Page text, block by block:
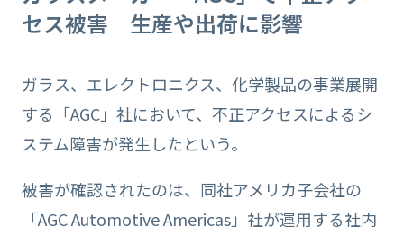
セス被害 生産や出荷に影響
ガラス、エレクトロニクス、化学製品の事業展開
する「AGC」社において、不正アクセスによるシ
ステム障害が発生したという。
被害が確認されたのは、同社アメリカ子会社の
「AGC Automotive Americas」社が運用する社内